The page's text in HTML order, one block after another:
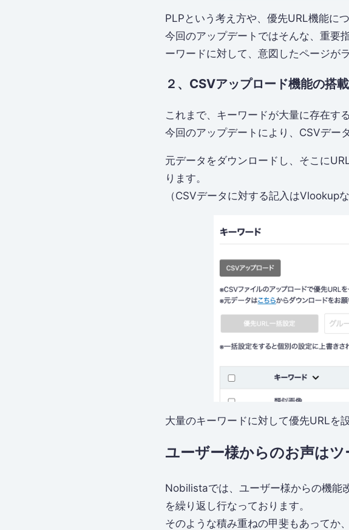
PLPという考え方や、優先URL機能に
今回のアップデートではそんな、重要
ーワードに対して、意図したページが
２、CSVアップロード機能の搭載
これまで、キーワードが大量に存在す
今回のアップデートにより、CSVデー
元データをダウンロードし、そこに
ります。
（CSVデータに対する記入はVlookup
大量のキーワードに対して優先URLを
ユーザー様からのお声はツ
Nobilistaでは、ユーザー様からの機能
を繰り返し行なっております。
そのような積み重ねの甲斐もあってか